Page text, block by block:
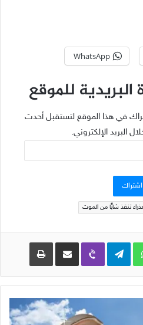
WhatsApp
للموقع
في هذا الموقع لتستقبل أحدث
البريد الإلكتروني.
اشتراك
تنقذ شابًّا من الموت
WhatsApp
Telegram
Viber مشاركة عبر البريد طباعة